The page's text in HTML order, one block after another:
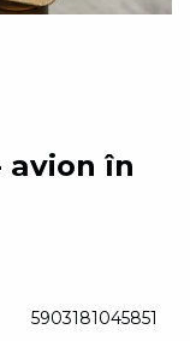
avion în
5903181045851